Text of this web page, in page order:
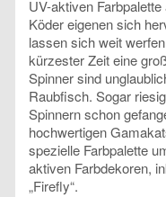
UV-aktiven
Köder eigenen sich
lassen sich weit
kürzester Zeit eine
Spinner sind
Raubfisch. Sogar
Spinnern schon
hochwertigen
spezielle Farbpalette
aktiven Farbdekoren,
„Firefly“.